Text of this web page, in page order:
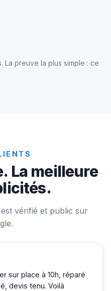
La preuve la plus simple : ce
La meilleure
vérifié et public sur
sur place à 10h, réparé
devis tenu. Voilà